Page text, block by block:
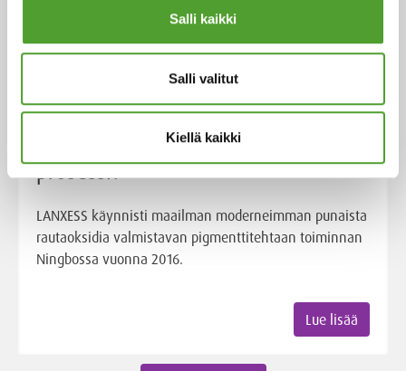
Salli kaikki
Salli valitut
Kiellä kaikki
Mikä on LANXESSin Ningbo Red–
prosessi?
LANXESS käynnisti maailman moderneimman punaista
rautaoksidia valmistavan pigmenttitehtaan toiminnan
Ningbossa vuonna 2016.
Lue lisää